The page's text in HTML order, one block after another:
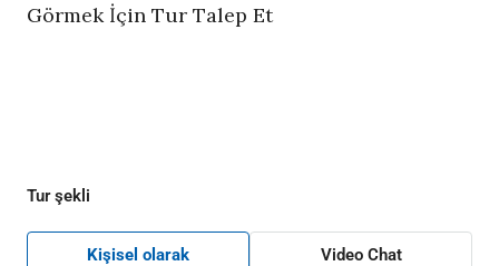
Görmek İçin Tur Talep Et
Tur şekli
Kişisel olarak Video Chat